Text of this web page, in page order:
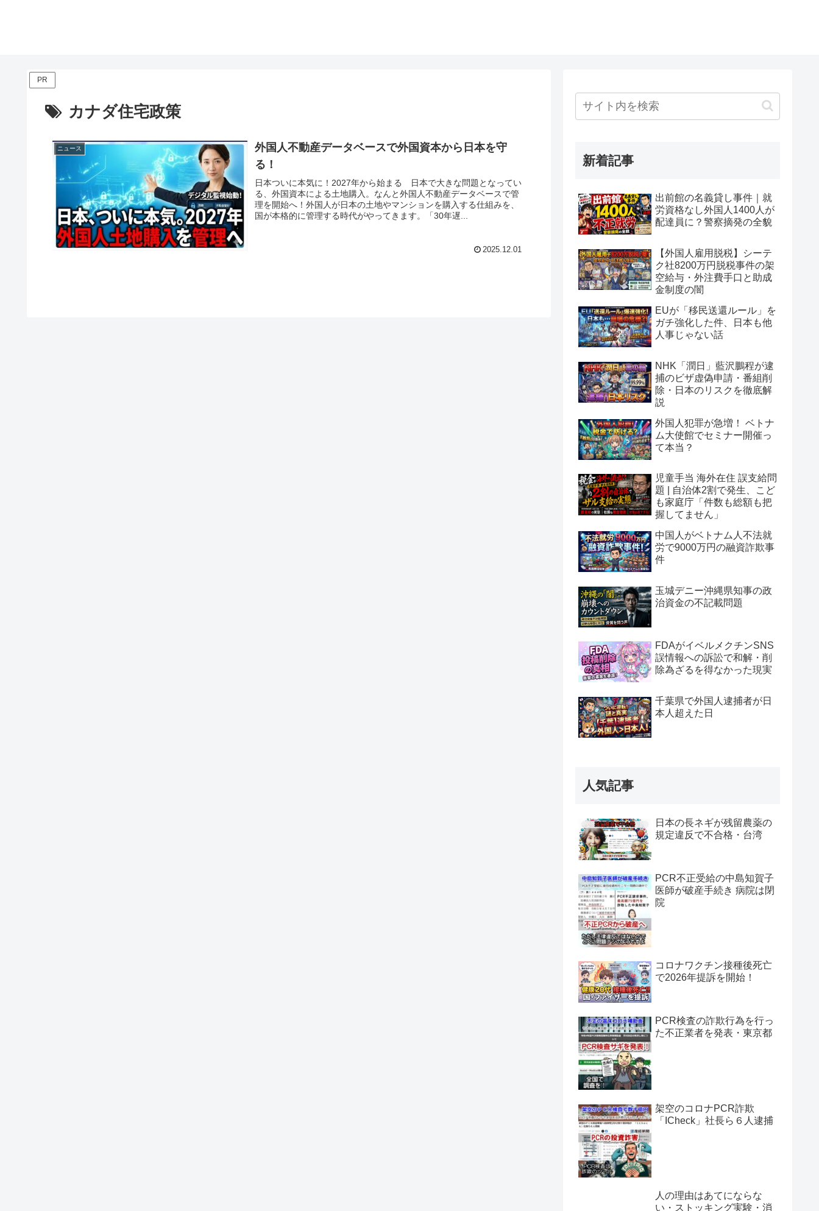
PR
カナダ住宅政策
ニュース
外国人不動産データベースで外国資本から日本を守
る！
日本ついに本気に！2027年から始まる 日本で大きな問題となってい
る、外国資本による土地購入。なんと外国人不動産データベースで管
理を開始へ！外国人が日本の土地やマンションを購入する仕組みを、
国が本格的に管理する時代がやってきます。「30年遅...
2025.12.01
新着記事
出前館の名義貸し事件｜就
労資格なし外国人1400人が
配達員に？警察摘発の全貌
【外国人雇用脱税】シーテ
ク社8200万円脱税事件の架
空給与・外注費手口と助成
金制度の闇
EUが「移民送還ルール」を
ガチ強化した件、日本も他
人事じゃない話
NHK「潤日」藍沢鵬程が逮
捕のビザ虚偽申請・番組削
除・日本のリスクを徹底解
説
外国人犯罪が急増！ ベトナ
ム大使館でセミナー開催っ
て本当？
児童手当 海外在住 誤支給問
題 | 自治体2割で発生、こど
も家庭庁「件数も総額も把
握してません」
中国人がベトナム人不法就
労で9000万円の融資詐欺事
件
玉城デニー沖縄県知事の政
治資金の不記載問題
FDAがイベルメクチンSNS
誤情報への訴訟で和解・削
除為ざるを得なかった現実
千葉県で外国人逮捕者が日
本人超えた日
人気記事
日本の長ネギが残留農薬の
規定違反で不合格・台湾
PCR不正受給の中島知賀子
医師が破産手続き 病院は閉
院
コロナワクチン接種後死亡
で2026年提訴を開始！
PCR検査の詐欺行為を行っ
た不正業者を発表・東京都
架空のコロナPCR詐欺
「ICheck」社長ら６人逮捕
人の理由はあてにならな
い・ストッキング実験・消